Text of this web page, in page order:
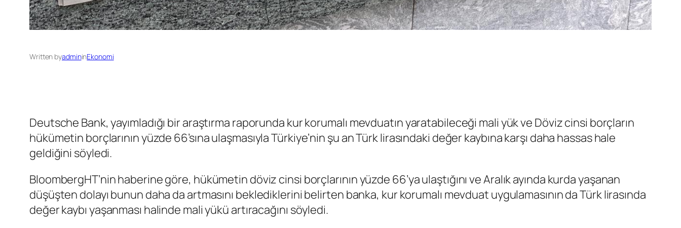
Written byadmininEkonomi
Deutsche Bank, yayımladığı bir araştırma raporunda kur korumalı mevduatın yaratabileceği mali yük ve Döviz cinsi borçların
hükümetin borçlarının yüzde 66’sına ulaşmasıyla Türkiye’nin şu an Türk lirasındaki değer kaybına karşı daha hassas hale
geldiğini söyledi.
BloombergHT’nin haberine göre, hükümetin döviz cinsi borçlarının yüzde 66’ya ulaştığını ve Aralık ayında kurda yaşanan
düşüşten dolayı bunun daha da artmasını beklediklerini belirten banka, kur korumalı mevduat uygulamasının da Türk lirasında
değer kaybı yaşanması halinde mali yükü artıracağını söyledi.